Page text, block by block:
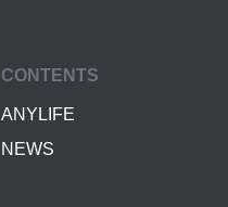
CONTENTS
ANYLIFE
NEWS